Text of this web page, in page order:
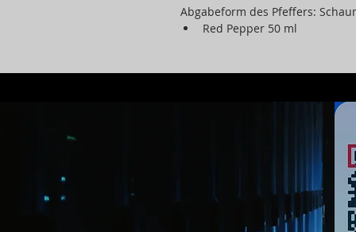
Abgabeform des Pfeffers:
Red Pepper 50 ml